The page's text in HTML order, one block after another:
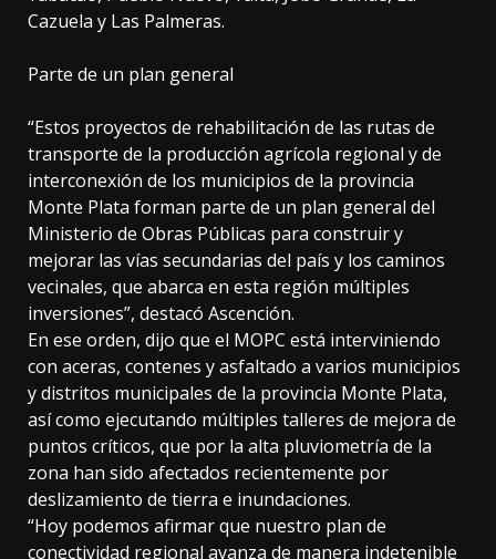
Cazuela y Las Palmeras.
Parte de un plan general
“Estos proyectos de rehabilitación de las rutas de
transporte de la producción agrícola regional y de
interconexión de los municipios de la provincia
Monte Plata forman parte de un plan general del
Ministerio de Obras Públicas para construir y
mejorar las vías secundarias del país y los caminos
vecinales, que abarca en esta región múltiples
inversiones”, destacó Ascención.
En ese orden, dijo que el MOPC está interviniendo
con aceras, contenes y asfaltado a varios municipios
y distritos municipales de la provincia Monte Plata,
así como ejecutando múltiples talleres de mejora de
puntos críticos, que por la alta pluviometría de la
zona han sido afectados recientemente por
deslizamiento de tierra e inundaciones.
“Hoy podemos afirmar que nuestro plan de
conectividad regional avanza de manera indetenible